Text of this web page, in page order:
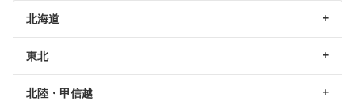
北海道
東北
北陸・甲信越